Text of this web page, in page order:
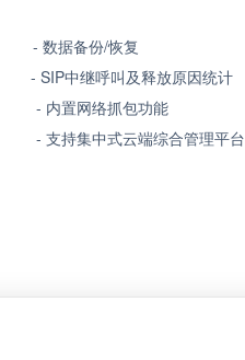
-数据备份/恢复
-SIP中继呼叫及释放原因统计
- 内置网络抓包功能
-支持集中式云端综合管理平台